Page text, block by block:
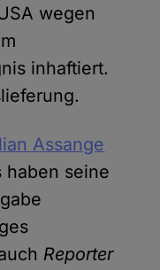
wegen
inhaftiert.
Assange
haben seine
Reporter